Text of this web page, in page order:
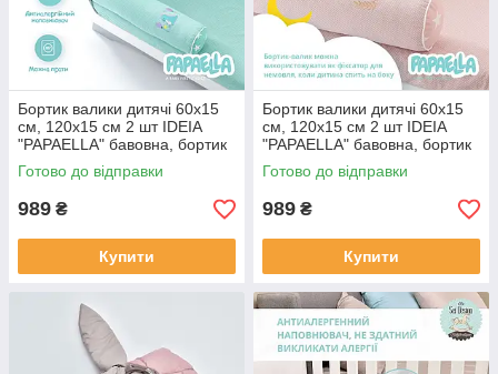
Бортик валики дитячі 60х15
см, 120х15 см 2 шт IDEIA
"PAPAELLA" бавовна, бортик
валики захисні у дитяче
ліжечко
Готово до відправки
989 ₴
Купити
Бортик валики дитячі 60х15
см, 120х15 см 2 шт IDEIA
"PAPAELLA" бавовна, бортик
валики захисні у дитяче
ліжечко
Готово до відправки
989 ₴
Купити